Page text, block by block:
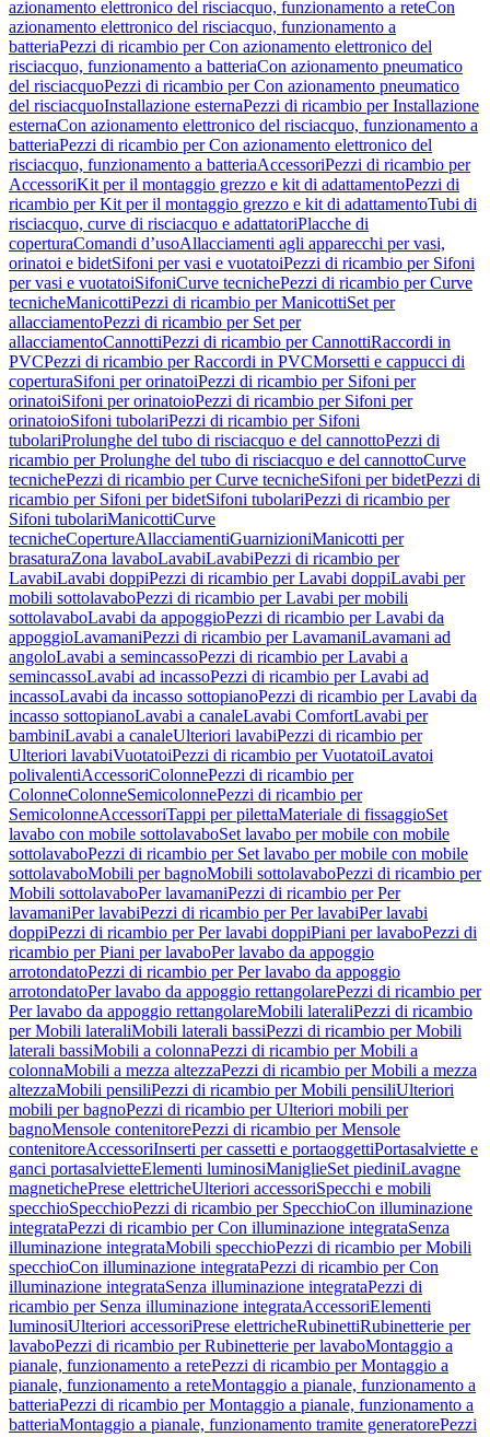
azionamento elettronico del risciacquo, funzionamento a reteCon
azionamento elettronico del risciacquo, funzionamento a
batteriaPezzi di ricambio per Con azionamento elettronico del
risciacquo, funzionamento a batteriaCon azionamento pneumatico
del risciacquoPezzi di ricambio per Con azionamento pneumatico
del risciacquoInstallazione esternaPezzi di ricambio per Installazione
esternaCon azionamento elettronico del risciacquo, funzionamento a
batteriaPezzi di ricambio per Con azionamento elettronico del
risciacquo, funzionamento a batteriaAccessoriPezzi di ricambio per
AccessoriKit per il montaggio grezzo e kit di adattamentoPezzi di
ricambio per Kit per il montaggio grezzo e kit di adattamentoTubi di
risciacquo, curve di risciacquo e adattatoriPlacche di
coperturaComandi d’usoAllacciamenti agli apparecchi per vasi,
orinatoi e bidetSifoni per vasi e vuotatoiPezzi di ricambio per Sifoni
per vasi e vuotatoiSifoniCurve tecnichePezzi di ricambio per Curve
tecnicheManicottiPezzi di ricambio per ManicottiSet per
allacciamentoPezzi di ricambio per Set per
allacciamentoCannottiPezzi di ricambio per CannottiRaccordi in
PVCPezzi di ricambio per Raccordi in PVCMorsetti e cappucci di
coperturaSifoni per orinatoiPezzi di ricambio per Sifoni per
orinatoiSifoni per orinatoioPezzi di ricambio per Sifoni per
orinatoioSifoni tubolariPezzi di ricambio per Sifoni
tubolariProlunghe del tubo di risciacquo e del cannottoPezzi di
ricambio per Prolunghe del tubo di risciacquo e del cannottoCurve
tecnichePezzi di ricambio per Curve tecnicheSifoni per bidetPezzi di
ricambio per Sifoni per bidetSifoni tubolariPezzi di ricambio per
Sifoni tubolariManicottiCurve
tecnicheCopertureAllacciamentiGuarnizioniManicotti per
brasaturaZona lavaboLavabiLavabiPezzi di ricambio per
LavabiLavabi doppiPezzi di ricambio per Lavabi doppiLavabi per
mobili sottolavaboPezzi di ricambio per Lavabi per mobili
sottolavaboLavabi da appoggioPezzi di ricambio per Lavabi da
appoggioLavamaniPezzi di ricambio per LavamaniLavamani ad
angoloLavabi a semincassoPezzi di ricambio per Lavabi a
semincassoLavabi ad incassoPezzi di ricambio per Lavabi ad
incassoLavabi da incasso sottopianoPezzi di ricambio per Lavabi da
incasso sottopianoLavabi a canaleLavabi ComfortLavabi per
bambiniLavabi a canaleUlteriori lavabiPezzi di ricambio per
Ulteriori lavabiVuotatoiPezzi di ricambio per VuotatoiLavatoi
polivalentiAccessoriColonnePezzi di ricambio per
ColonneColonneSemicolonnePezzi di ricambio per
SemicolonneAccessoriTappi per pilettaMateriale di fissaggioSet
lavabo con mobile sottolavaboSet lavabo per mobile con mobile
sottolavaboPezzi di ricambio per Set lavabo per mobile con mobile
sottolavaboMobili per bagnoMobili sottolavaboPezzi di ricambio per
Mobili sottolavaboPer lavamaniPezzi di ricambio per Per
lavamaniPer lavabiPezzi di ricambio per Per lavabiPer lavabi
doppiPezzi di ricambio per Per lavabi doppiPiani per lavaboPezzi di
ricambio per Piani per lavaboPer lavabo da appoggio
arrotondatoPezzi di ricambio per Per lavabo da appoggio
arrotondatoPer lavabo da appoggio rettangolarePezzi di ricambio per
Per lavabo da appoggio rettangolareMobili lateraliPezzi di ricambio
per Mobili lateraliMobili laterali bassiPezzi di ricambio per Mobili
laterali bassiMobili a colonnaPezzi di ricambio per Mobili a
colonnaMobili a mezza altezzaPezzi di ricambio per Mobili a mezza
altezzaMobili pensiliPezzi di ricambio per Mobili pensiliUlteriori
mobili per bagnoPezzi di ricambio per Ulteriori mobili per
bagnoMensole contenitorePezzi di ricambio per Mensole
contenitoreAccessoriInserti per cassetti e portaoggettiPortasalviette e
ganci portasalvietteElementi luminosiManiglieSet piediniLavagne
magnetichePrese elettricheUlteriori accessoriSpecchi e mobili
specchioSpecchioPezzi di ricambio per SpecchioCon illuminazione
integrataPezzi di ricambio per Con illuminazione integrataSenza
illuminazione integrataMobili specchioPezzi di ricambio per Mobili
specchioCon illuminazione integrataPezzi di ricambio per Con
illuminazione integrataSenza illuminazione integrataPezzi di
ricambio per Senza illuminazione integrataAccessoriElementi
luminosiUlteriori accessoriPrese elettricheRubinettiRubinetterie per
lavaboPezzi di ricambio per Rubinetterie per lavaboMontaggio a
pianale, funzionamento a retePezzi di ricambio per Montaggio a
pianale, funzionamento a reteMontaggio a pianale, funzionamento a
batteriaPezzi di ricambio per Montaggio a pianale, funzionamento a
batteriaMontaggio a pianale, funzionamento tramite generatorePezzi